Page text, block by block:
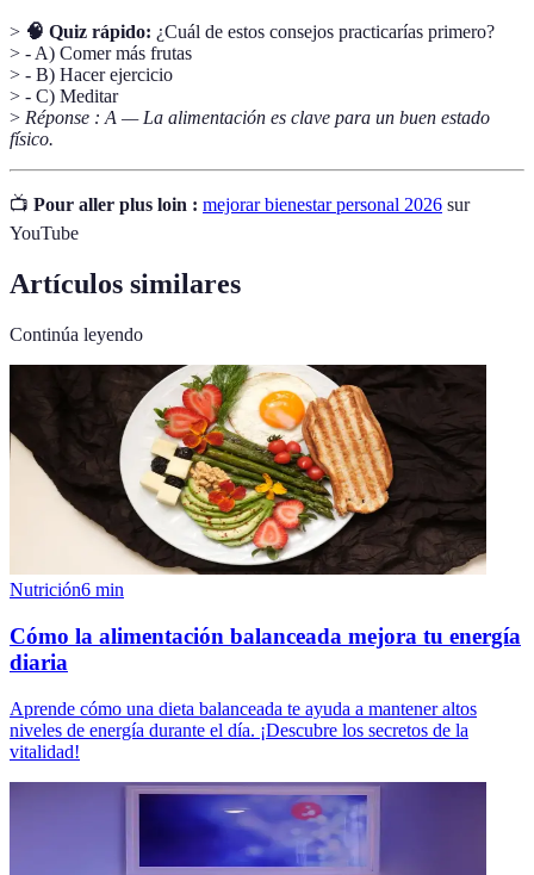
> 🧠 Quiz rápido: ¿Cuál de estos consejos practicarías primero?
> - A) Comer más frutas
> - B) Hacer ejercicio
> - C) Meditar
> Réponse : A — La alimentación es clave para un buen estado
físico.
📺 Pour aller plus loin : mejorar bienestar personal 2026 sur
YouTube
Artículos similares
Continúa leyendo
Nutrición6 min
Cómo la alimentación balanceada mejora tu energía
diaria
Aprende cómo una dieta balanceada te ayuda a mantener altos
niveles de energía durante el día. ¡Descubre los secretos de la
vitalidad!